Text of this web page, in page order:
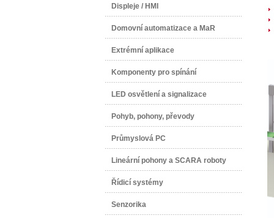
Displeje / HMI
Domovní automatizace a MaR
Extrémní aplikace
Komponenty pro spínání
LED osvětlení a signalizace
Pohyb, pohony, převody
Průmyslová PC
Lineární pohony a SCARA roboty
Řídicí systémy
Senzorika